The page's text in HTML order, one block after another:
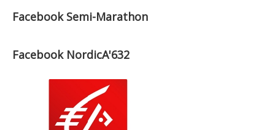
Facebook Semi-Marathon
Facebook NordicA'632